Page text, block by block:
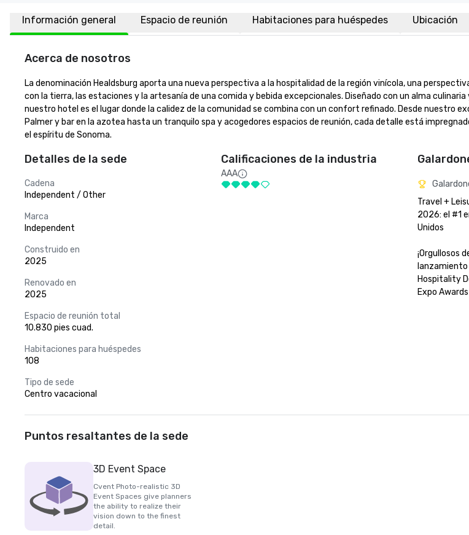
Información general Espacio de reunión Habitaciones para huéspedes Ubicación
Acerca de nosotros
La denominación Healdsburg aporta una nueva perspectiva a la hospitalidad de la región vinícola, una
con la tierra, las estaciones y la artesanía de una comida y bebida excepcionales. Diseñado con un alma
nuestro hotel es el lugar donde la calidez de la comunidad se combina con un confort refinado. Desde nuestro
Palmer y bar en la azotea hasta un tranquilo spa y acogedores espacios de reunión, cada detalle está
el espíritu de Sonoma.
Detalles de la sede
Cadena
Independent / Other
Marca
Independent
Construido en
2025
Renovado en
2025
Espacio de reunión total
10.830 pies cuad.
Habitaciones para huéspedes
108
Tipo de sede
Centro vacacional
Calificaciones de la industria
AAA
Travel +
2026: el #1
Unidos
¡Orgullosos
Hospitality
Expo
Puntos resaltantes de la sede
3D Event Space
Cvent Photo-realistic 3D
Event Spaces give planners
the ability to realize their
vision down to the finest
detail.